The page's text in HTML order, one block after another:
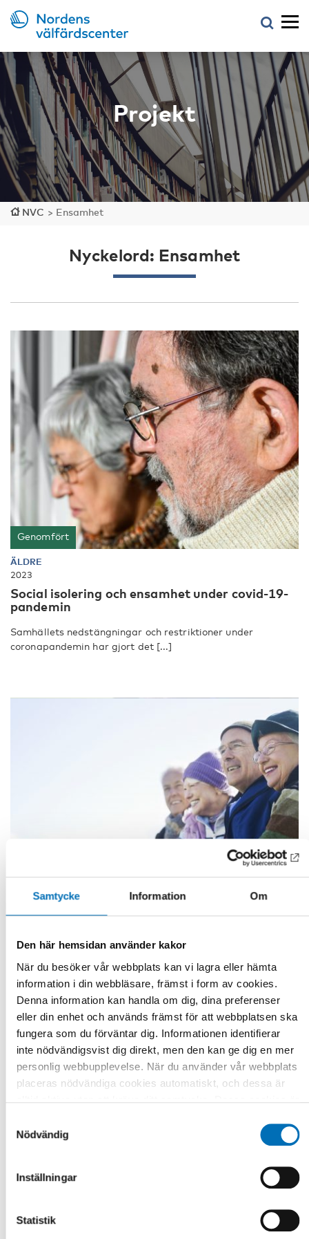
Samtycke Information Om
Den här hemsidan använder kakor
När du besöker vår webbplats kan vi lagra eller hämta
information i din webbläsare, främst i form av cookies.
Denna information kan handla om dig, dina preferenser
eller din enhet och används främst för att webbplatsen ska
fungera som du förväntar dig. Informationen identifierar
inte nödvändigsvist dig direkt, men den kan ge dig en mer
personlig webbupplevelse. När du använder vår webbplats
placeras nödvändiga cookies automatiskt, och dessa är
dess funktioner. Vi respekterar din integritet, och du kan
marknadsföring och oklassificerade) du vill acceptera.
Klicka på de olika kategorirubrikerna för att ta reda på mer
blockering av cookies kan påverka din upplevelse av
webbplatsen och de tjänster vi erbjuder. Om du har besökt
Nödvändig
Inställningar
Statistik
Projekt
NVC > Ensamhet
Nyckelord: Ensamhet
Genomfört
ÄLDRE
2023
Social isolering och ensamhet under covid-19-
pandemin
Samhällets nedstängningar och restriktioner under
coronapandemin har gjort det [...]
Genomfört
2022
Aktivt och hälsosamt åldrande i Norden
Vårt projekt främjar ett aktivt och hälsosamt åldrande och
en positiv syn p [...]